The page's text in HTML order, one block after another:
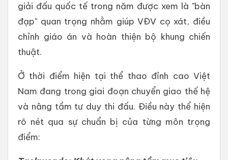
giải đấu quốc tế trong năm được xem là "bàn
đạp" quan trọng nhằm giúp VĐV cọ xát, điều
chỉnh giáo án và hoàn thiện bộ khung chiến
thuật.
Ở thời điểm hiện tại thể thao đỉnh cao Việt
Nam đang trong giai đoạn chuyển giao thế hệ
và nâng tầm tư duy thi đấu. Điều này thể hiện
rõ nét qua sự chuẩn bị của từng môn trọng
điểm: